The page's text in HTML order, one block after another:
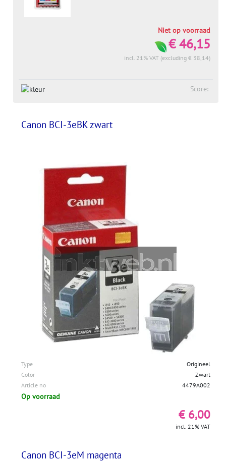
Niet op voorraad
€ 46,15
incl. 21% VAT (excluding € 38,14)
Score:
Canon BCI-3eBK zwart
Type
Origineel
Color
Zwart
Article no
4479A002
Op voorraad
€ 6,00
incl. 21% VAT
Canon BCI-3eM magenta